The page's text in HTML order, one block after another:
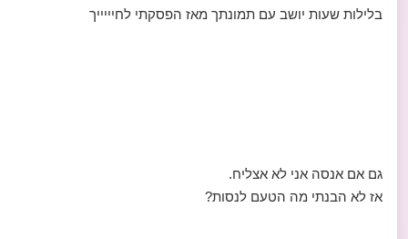
בלילות שעות יושב עם תמונתך מאז הפסקתי לחיייייך
גם אם אנסה אני לא אצליח.
אז לא הבנתי מה הטעם לנסות?